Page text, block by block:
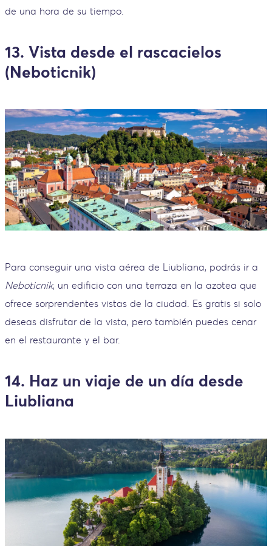
de una hora de su tiempo.
13. Vista desde el rascacielos
(Neboticnik)
Para conseguir una vista aérea de Liubliana, podrás ir a
Neboticnik, un edificio con una terraza en la azotea que
ofrece sorprendentes vistas de la ciudad. Es gratis si solo
deseas disfrutar de la vista, pero también puedes cenar
en el restaurante y el bar.
14. Haz un viaje de un día desde
Liubliana